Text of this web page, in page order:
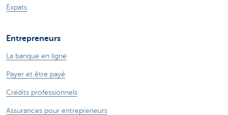
Expats
Entrepreneurs
La banque en ligne
Payer et être payé
Crédits professionnels
Assurances pour entrepreneurs